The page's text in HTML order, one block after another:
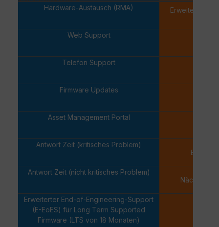
Hardware-Austausch (RMA)
Erweiterter
Web Support
Telefon Support
Firmware Updates
Asset Management Portal
Antwort Zeit (kritisches Problem)
Eine
Antwort Zeit (nicht kritisches Problem)
Nächsten
Erweiterter End-of-Engineering-Support
(E-EoES) für Long Term Supported
Firmware (LTS von 18 Monaten)